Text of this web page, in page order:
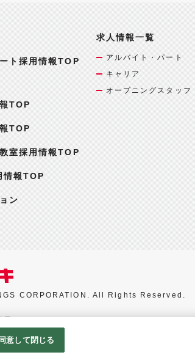
ト採用情報TOP
TOP
TOP
室採用情報TOP
情報TOP
ン
求人情報一覧
アルバイト・パート
キャリア
オープニングスタッフ
CORPORATION. All Rights Reserved.
について
同意して閉じる